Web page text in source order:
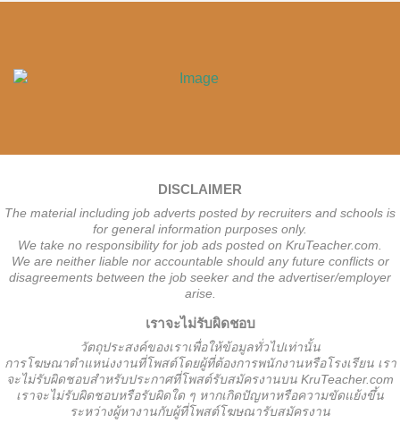
DISCLAIMER
The material including job adverts posted by recruiters and schools is
for general information purposes only.
We take no responsibility for job ads posted on KruTeacher.com.
We are neither liable nor accountable should any future conflicts or
disagreements between the job seeker and the advertiser/employer
arise.
เราจะไม่รับผิดชอบ
วัตถุประสงค์ของเราเพื่อให้ข้อมูลทั่วไปเท่านั้น
การโฆษณาตำแหน่งงานที่โพสต์โดยผู้ที่ต้องการพนักงานหรือโรงเรียน เรา
จะไม่รับผิดชอบสำหรับประกาศที่โพสต์รับสมัครงานบน KruTeacher.com
เราจะไม่รับผิดชอบหรือรับผิดใด ๆ หากเกิดปัญหาหรือความขัดแย้งขึ้น
ระหว่างผู้หางานกับผู้ที่โพสต์โฆษณารับสมัครงาน